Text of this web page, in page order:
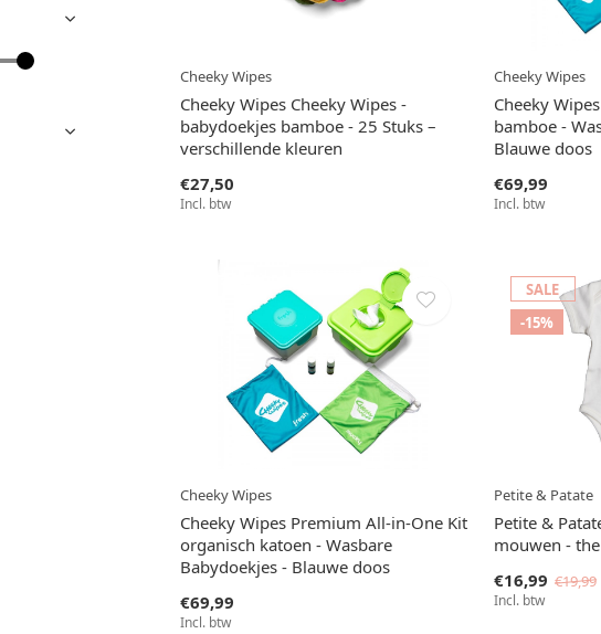
Cheeky Wipes
Cheeky Wipes Cheeky Wipes -
babydoekjes bamboe - 25 Stuks –
verschillende kleuren
€27,50
Incl. btw
Cheeky Wipes
Cheeky
bamboe -
Blauwe doos
€69,99
Incl. btw
Cheeky Wipes
Cheeky Wipes Premium All-in-One Kit
organisch katoen - Wasbare
Babydoekjes - Blauwe doos
€69,99
Incl. btw
SALE
-15%
Petite & Patate
Petite &
mouwen -
€16,99 €19,99
Incl. btw